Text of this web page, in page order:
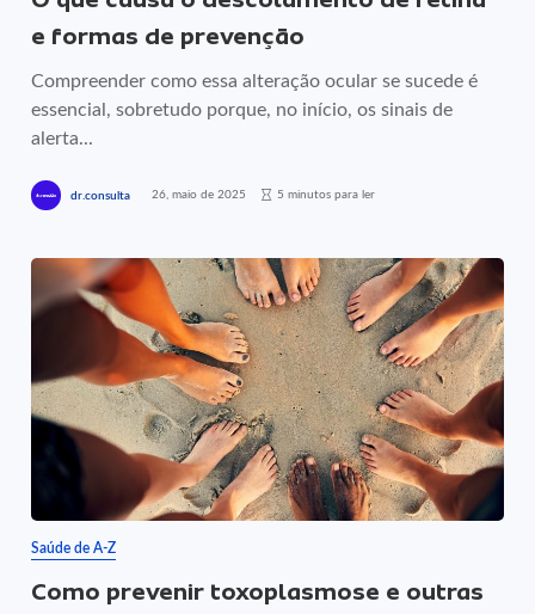
e formas de prevenção
Compreender como essa alteração ocular se sucede é
essencial, sobretudo porque, no início, os sinais de
alerta...
dr.consulta 26, maio de 2025 5 minutos para ler
Saúde de A-Z
Como prevenir toxoplasmose e outras